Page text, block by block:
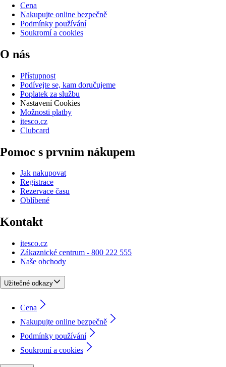
Cena
Nakupujte online bezpečně
Podmínky používání
Soukromí a cookies
O nás
Přístupnost
Podívejte se, kam doručujeme
Poplatek za službu
Nastavení Cookies
Možnosti platby
itesco.cz
Clubcard
Pomoc s prvním nákupem
Jak nakupovat
Registrace
Rezervace času
Oblíbené
Kontakt
itesco.cz
Zákaznické centrum - 800 222 555
Naše obchody
Užitečné odkazy
Cena
Nakupujte online bezpečně
Podmínky používání
Soukromí a cookies